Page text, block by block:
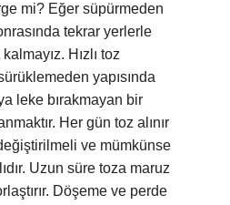
mi? Eğer süpürmeden
tekrar yerlerle
Hızlı toz
yapısında
leke bırakmayan bir
Her gün toz alınır
değiştirilmeli ve mümkünse
Uzun süre toza maruz
Döşeme ve perde